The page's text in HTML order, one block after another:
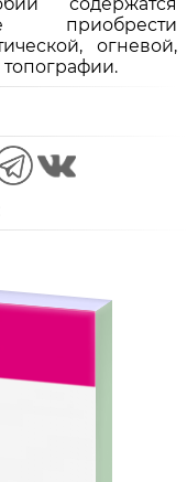
содержатся
приобрести
огневой,